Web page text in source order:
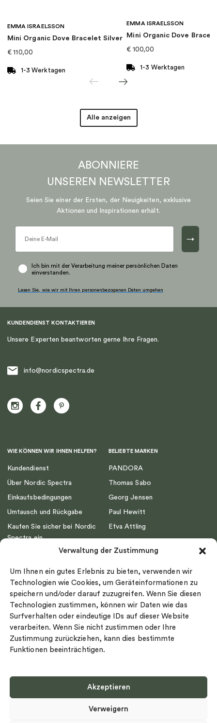
Verwaltung der Zustimmung
Um Ihnen ein gutes Erlebnis zu bieten, verwenden wir
Technologien wie Cookies, um Geräteinformationen zu
speichern und/oder darauf zuzugreifen. Wenn Sie diesen
Technologien zustimmen, können wir Daten wie das
Surfverhalten oder eindeutige IDs auf dieser Website
verarbeiten. Wenn Sie nicht zustimmen oder Ihre
Zustimmung zurückziehen, kann dies bestimmte
Funktionen beeinträchtigen.
Akzeptieren
Verweigern
Marke: PANDORA
EMMA ISRAELSSON
Mini Organic Dove Bracelet Silver
€ 110,00
1-3 Werktagen
EMMA ISRAELSSON
Mini Organic Dove
€ 100,00
1-3 Werktagen
Alle anzeigen
ABONNIERE
UNSEREN NEWSLETTER
Seien Sie einer der Ersten, der Neuigkeiten, exklusive
Aktionen und Inspirationen erhält.
→
Ich bin mit der Verarbeitung meiner persönlichen Daten
einverstanden.
Lesen Sie, wie wir mit Ihren personenbezogenen Daten umgehen
KUNDENDIENST KONTAKTIEREN
Unsere Experten beantworten gerne Ihre Fragen.
info@nordicspectra.de
WIE KÖNNEN WIR IHNEN HELFEN?
Kundendienst
Über Nordic Spectra
Einkaufsbedingungen
Umtausch und Rückgabe
Kaufen Sie sicher bei Nordic
Spectra ein
Impressum
Ringgröße
Widerrufsrecht
Cookie-policy
Sekretesspolicy
BELIEBTE MARKEN
PANDORA
Thomas Sabo
Georg Jensen
Paul Hewitt
Efva Attling
Drakenberg Sjölin
Nordic Spectra
Select country
Datenschutz-Bestimmungen